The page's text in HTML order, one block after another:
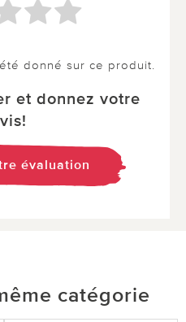
donné sur ce produit.
et donnez votre
évaluation
catégorie